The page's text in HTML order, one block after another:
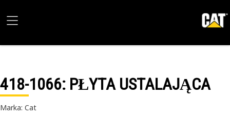
418-1066: PŁYTA USTALAJĄCA
Marka: Cat